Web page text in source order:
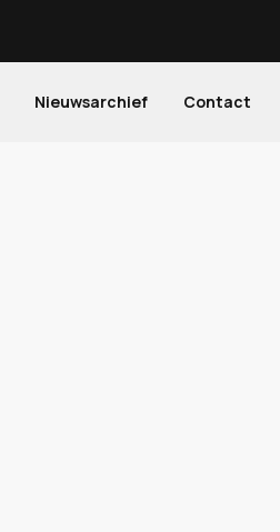
Nieuwsarchief Contact